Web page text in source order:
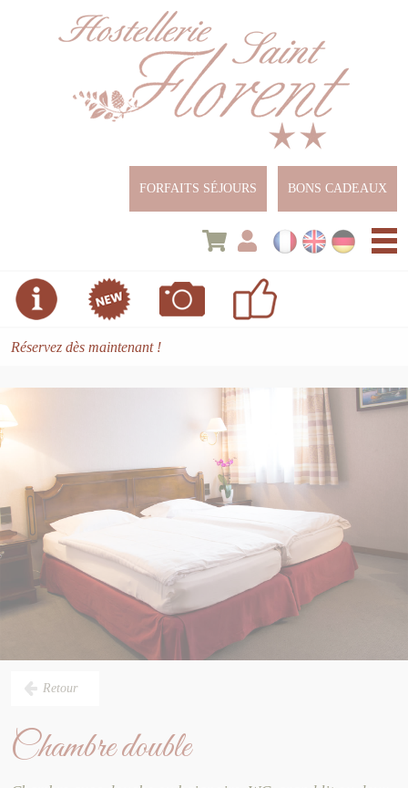
FORFAITS SÉJOURS BONS CADEAUX
Les chambres
Bar & terrasse
Horaires
Tourisme
Réservez dès maintenant !
Retour
Chambre double
Panneau de gestion des cookies